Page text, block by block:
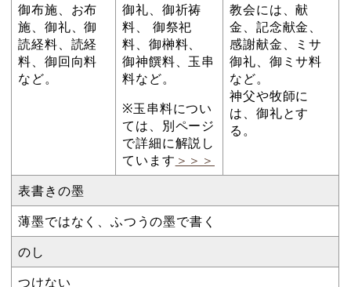
御布施、お布
施、御礼、御
読経料、読経
料、御回向料
など。
御礼、御祈祷
料、 御祭祀
料、御榊料、
御神饌料、玉串
料など。
※玉串料につい
ては、別ページ
で詳細に解説し
ています ＞＞＞
教会には、献
金、記念献金、
感謝献金、ミサ
御礼、御ミサ料
など。
神父や牧師に
は、御礼とす
る。
表書きの墨
薄墨ではなく、ふつうの墨で書く
のし
つけない